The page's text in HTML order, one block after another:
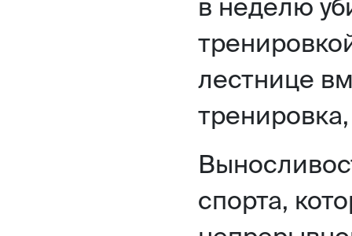
в неделю
лестнице
спорта,